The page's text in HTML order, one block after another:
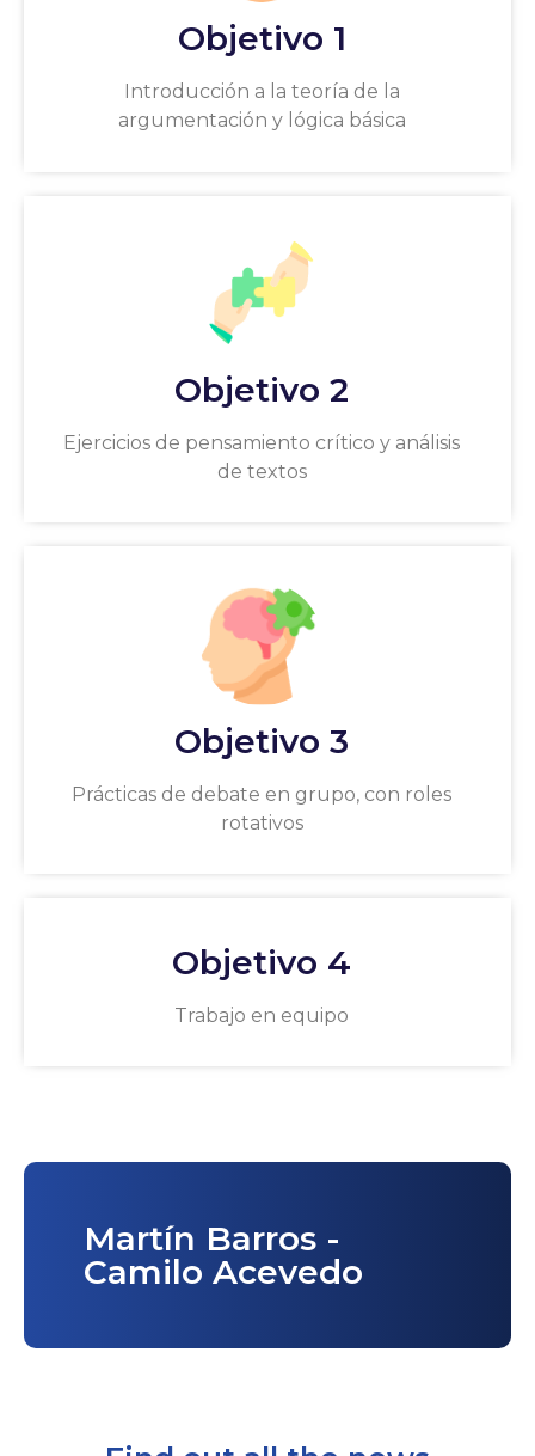
Objetivo 1
Introducción a la teoría de la
argumentación y lógica básica
Objetivo 2
Ejercicios de pensamiento crítico y análisis
de textos
Objetivo 3
Prácticas de debate en grupo, con roles
rotativos
Objetivo 4
Trabajo en equipo
Martín Barros -
Camilo Acevedo